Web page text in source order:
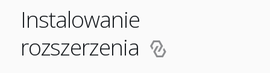
Instalowanie
rozszerzenia